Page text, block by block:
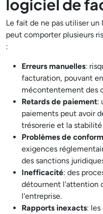
logiciel de
Le fait de ne pas utiliser
peut comporter plusieurs
:
Erreurs manuelles:
facturation, pouvant
mécontentement des
Retards de paiement:
paiements peut avoir
trésorerie et la
Problèmes de
exigences
des sanctions
Inefficacité: des
détournent l'attention
l'entreprise.
Rapports inexacts: